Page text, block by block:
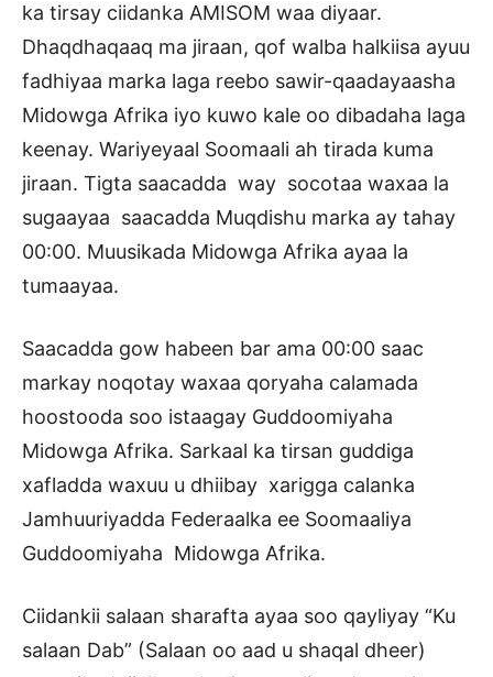
ka tirsay ciidanka AMISOM waa diyaar.
Dhaqdhaqaaq ma jiraan, qof walba halkiisa ayuu
fadhiyaa marka laga reebo sawir-qaadayaasha
Midowga Afrika iyo kuwo kale oo dibadaha laga
keenay. Wariyeyaal Soomaali ah tirada kuma
jiraan. Tigta saacadda way socotaa waxaa la
sugaayaa saacadda Muqdishu marka ay tahay
00:00. Muusikada Midowga Afrika ayaa la
tumaayaa.
Saacadda gow habeen bar ama 00:00 saac
markay noqotay waxaa qoryaha calamada
hoostooda soo istaagay Guddoomiyaha
Midowga Afrika. Sarkaal ka tirsan guddiga
xafladda waxuu u dhiibay xarigga calanka
Jamhuuriyadda Federaalka ee Soomaaliya
Guddoomiyaha Midowga Afrika.
Ciidankii salaan sharafta ayaa soo qayliyay “Ku
salaan Dab” (Salaan oo aad u shaqal dheer)